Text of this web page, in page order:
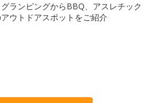
ランピングからBBQ、アスレチック
ウトドアスポットをご紹介